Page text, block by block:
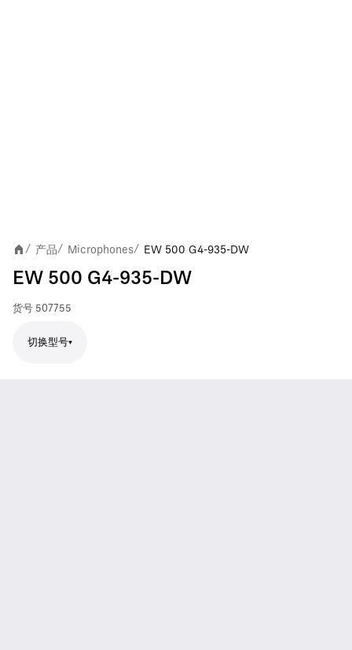
/ 产品/ Microphones/ EW 500 G4-935-DW
EW 500 G4-935-DW
货号 507755
切换型号